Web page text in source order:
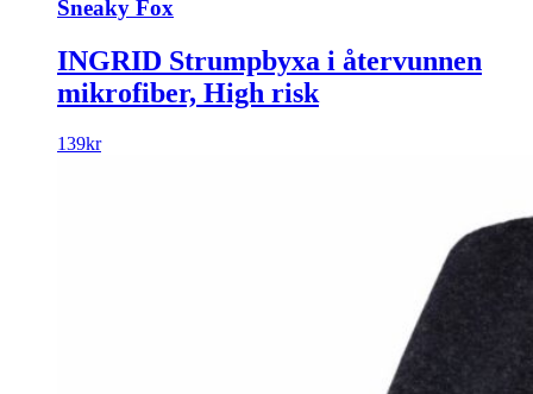
Sneaky Fox
INGRID Strumpbyxa i återvunnen
mikrofiber, High risk
139kr